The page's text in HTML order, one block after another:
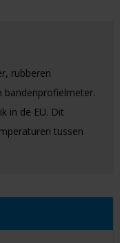
rubberen
bandenprofielmeter.
in de EU. Dit
tussen